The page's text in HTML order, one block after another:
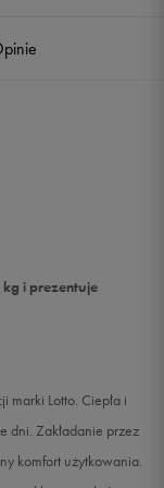
i prezentuje
marki Lotto. Ciepła i
dni. Zakładanie przez
komfort użytkowania.